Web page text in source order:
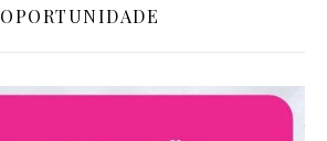
OPORTUNIDADE